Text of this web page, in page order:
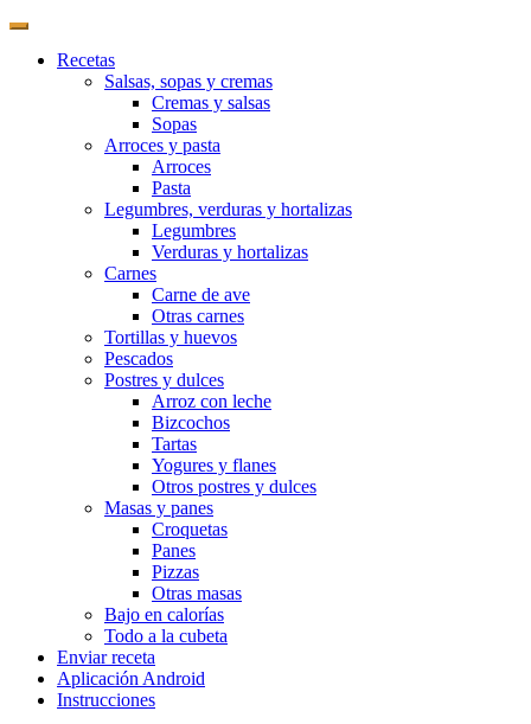
Recetas
Salsas, sopas y cremas
Cremas y salsas
Sopas
Arroces y pasta
Arroces
Pasta
Legumbres, verduras y hortalizas
Legumbres
Verduras y hortalizas
Carnes
Carne de ave
Otras carnes
Tortillas y huevos
Pescados
Postres y dulces
Arroz con leche
Bizcochos
Tartas
Yogures y flanes
Otros postres y dulces
Masas y panes
Croquetas
Panes
Pizzas
Otras masas
Bajo en calorías
Todo a la cubeta
Enviar receta
Aplicación Android
Instrucciones